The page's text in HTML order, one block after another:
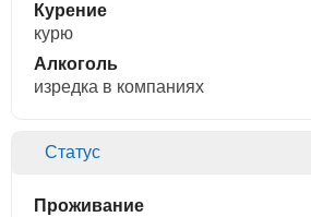
Курение
курю
Алкоголь
изредка в компаниях
Статус
Проживание